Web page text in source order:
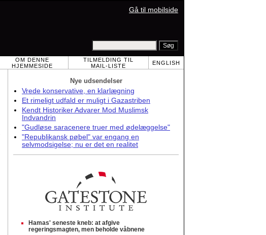
Gå til mobilside
OM DENNE
HJEMMESIDE
TILMELDING TIL
MAIL-LISTE
ENGLISH
Nye udsendelser
Vrede konservative, en klarlægning
Et rimeligt udfald er muligt i Gazastriben
Kendt Historiker Advarer Mod Muslimsk
Indvandrin
"Gudløse saracenere truer med ødelæggelse"
"Republikansk pøbel" var engang en
selvmodsigelse; nu er det en realitet
Hamas' seneste kneb: at afgive
regeringsmagten, men beholde våbnene